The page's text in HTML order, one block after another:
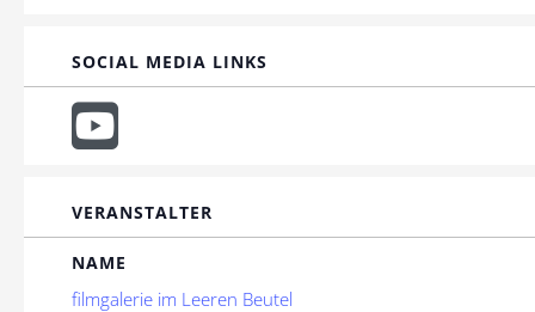
SOCIAL MEDIA LINKS
VERANSTALTER
NAME
filmgalerie im Leeren Beutel